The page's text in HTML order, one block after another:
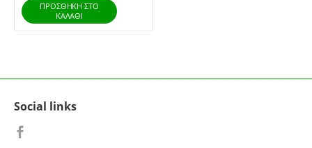
ΠΡΟΣΘΉΚΗ ΣΤΟ
ΚΑΛΆΘΙ
Social links